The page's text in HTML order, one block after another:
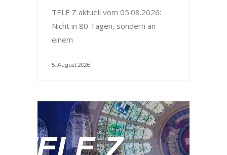
TELE Z aktuell vom 05.08.2026:
Nicht in 80 Tagen, sondern an
einem
5. August 2026